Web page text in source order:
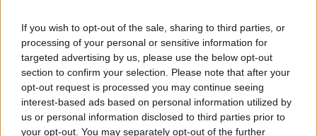
If you wish to opt-out of the sale, sharing to third parties, or
processing of your personal or sensitive information for
targeted advertising by us, please use the below opt-out
section to confirm your selection. Please note that after your
opt-out request is processed you may continue seeing
interest-based ads based on personal information utilized by
us or personal information disclosed to third parties prior to
your opt-out. You may separately opt-out of the further